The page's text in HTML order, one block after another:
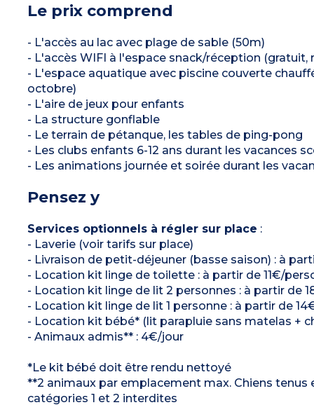
Le prix comprend
- L'accès au lac avec plage de sable (50m)
- L'accès WIFI à l'espace snack/réception (gratuit,
- L'espace aquatique avec piscine couverte
octobre)
- L'aire de jeux pour enfants
- La structure gonflable
- Le terrain de pétanque, les tables de ping-pong
- Les clubs enfants 6-12 ans durant les vacances
- Les animations journée et soirée durant les
Pensez y
Services optionnels à régler sur place :
- Laverie (voir tarifs sur place)
- Livraison de petit-déjeuner (basse saison) : à
- Location kit linge de toilette : à partir de 11€/
- Location kit linge de lit 2 personnes : à partir de
- Location kit linge de lit 1 personne : à partir de
- Location kit bébé* (lit parapluie sans matelas +
- Animaux admis** : 4€/jour
*Le kit bébé doit être rendu nettoyé
**2 animaux par emplacement max. Chiens
catégories 1 et 2 interdites